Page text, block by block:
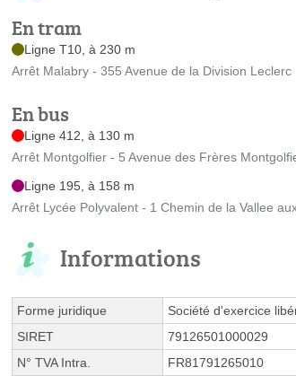
En tram
Ligne T10, à 230 m
Arrêt Malabry - 355 Avenue de la Division Leclerc
En bus
Ligne 412, à 130 m
Arrêt Montgolfier - 5 Avenue des Frères
Ligne 195, à 158 m
Arrêt Lycée Polyvalent - 1 Chemin de la Vallee
Informations
Forme juridique
Société d'exercice
SIRET
79126501000029
N° TVA Intra.
FR81791265010